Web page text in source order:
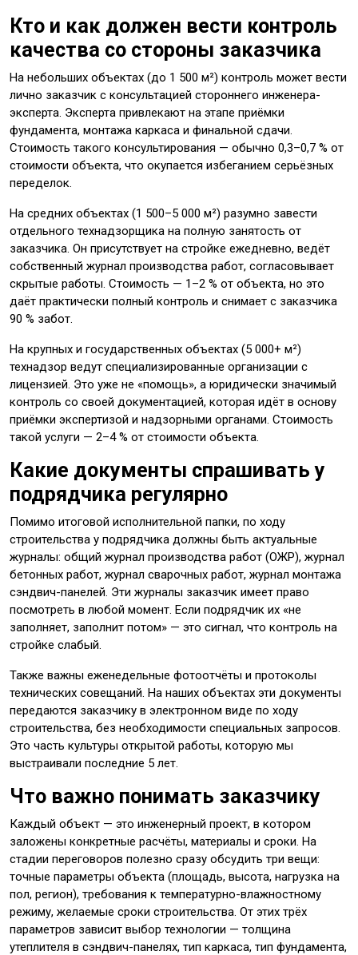
Кто и как должен вести контроль
качества со стороны заказчика
На небольших объектах (до 1 500 м²) контроль может вести
лично заказчик с консультацией стороннего инженера-
эксперта. Эксперта привлекают на этапе приёмки
фундамента, монтажа каркаса и финальной сдачи.
Стоимость такого консультирования — обычно 0,3–0,7 % от
стоимости объекта, что окупается избеганием серьёзных
переделок.
На средних объектах (1 500–5 000 м²) разумно завести
отдельного технадзорщика на полную занятость от
заказчика. Он присутствует на стройке ежедневно, ведёт
собственный журнал производства работ, согласовывает
скрытые работы. Стоимость — 1–2 % от объекта, но это
даёт практически полный контроль и снимает с заказчика
90 % забот.
На крупных и государственных объектах (5 000+ м²)
технадзор ведут специализированные организации с
лицензией. Это уже не «помощь», а юридически значимый
контроль со своей документацией, которая идёт в основу
приёмки экспертизой и надзорными органами. Стоимость
такой услуги — 2–4 % от стоимости объекта.
Какие документы спрашивать у
подрядчика регулярно
Помимо итоговой исполнительной папки, по ходу
строительства у подрядчика должны быть актуальные
журналы: общий журнал производства работ (ОЖР), журнал
бетонных работ, журнал сварочных работ, журнал монтажа
сэндвич-панелей. Эти журналы заказчик имеет право
посмотреть в любой момент. Если подрядчик их «не
заполняет, заполнит потом» — это сигнал, что контроль на
стройке слабый.
Также важны еженедельные фотоотчёты и протоколы
технических совещаний. На наших объектах эти документы
передаются заказчику в электронном виде по ходу
строительства, без необходимости специальных запросов.
Это часть культуры открытой работы, которую мы
выстраивали последние 5 лет.
Что важно понимать заказчику
Каждый объект — это инженерный проект, в котором
заложены конкретные расчёты, материалы и сроки. На
стадии переговоров полезно сразу обсудить три вещи:
точные параметры объекта (площадь, высота, нагрузка на
пол, регион), требования к температурно-влажностному
режиму, желаемые сроки строительства. От этих трёх
параметров зависит выбор технологии — толщина
утеплителя в сэндвич-панелях, тип каркаса, тип фундамента,